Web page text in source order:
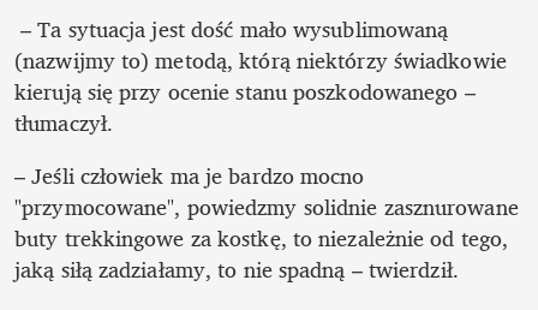
– Ta sytuacja jest dość mało wysublimowaną
(nazwijmy to) metodą, którą niektórzy świadkowie
kierują się przy ocenie stanu poszkodowanego –
tłumaczył.
– Jeśli człowiek ma je bardzo mocno
"przymocowane", powiedzmy solidnie zasznurowane
buty trekkingowe za kostkę, to niezależnie od tego,
jaką siłą zadziałamy, to nie spadną – twierdził.